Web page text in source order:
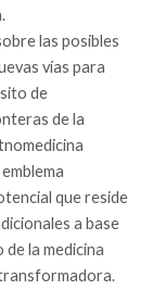
las posibles
vías para
de
de la
que reside
a base
la medicina